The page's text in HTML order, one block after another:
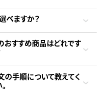
べますか？
おすすめ商品はどれです
の手順について教えてく